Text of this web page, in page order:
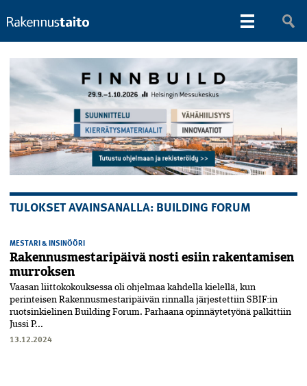
TULOKSET AVAINSANALLA: BUILDING FORUM
MESTARI & INSINÖÖRI
Rakennusmestaripäivä nosti esiin rakentamisen
murroksen
Vaasan liittokokouksessa oli ohjelmaa kahdella kielellä, kun
perinteisen Rakennusmestaripäivän rinnalla järjestettiin SBIF:in
ruotsinkielinen Building Forum. Parhaana opinnäytetyönä palkittiin
Jussi P...
13.12.2024